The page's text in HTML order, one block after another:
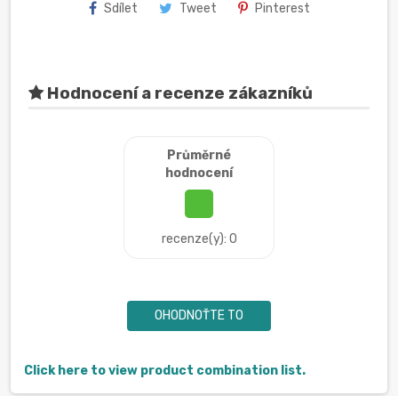
Sdílet Tweet Pinterest
Hodnocení a recenze zákazníků
Průměrné
hodnocení
recenze(y): 0
OHODNOŤTE TO
Click here to view product combination list.